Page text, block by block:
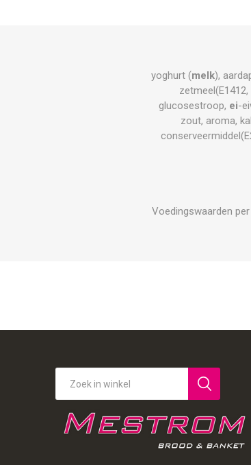
yoghurt (melk),
zetmeel(E1412,
glucosestroop, ei-
zout, aroma,
Voedingswaarden